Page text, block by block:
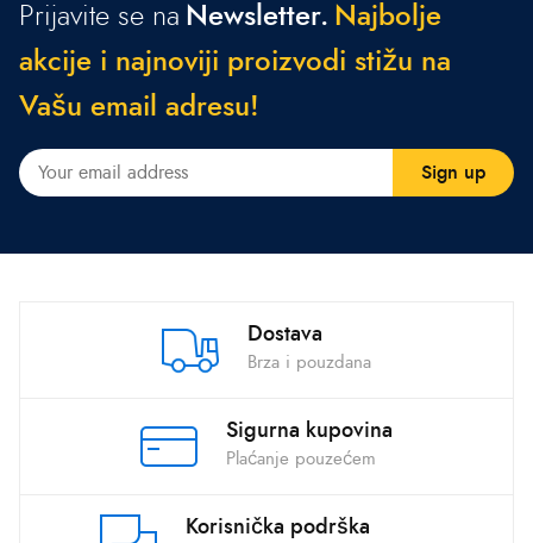
Prijavite se na Newsletter. Naj bo je
a kcije i najnoviji proizvod i stižu na
Vašu emai ad resu!
Dostava
Brza i pouzdana
Sigurna kupovina
Plaćanje pouzećem
Korisnička podrška